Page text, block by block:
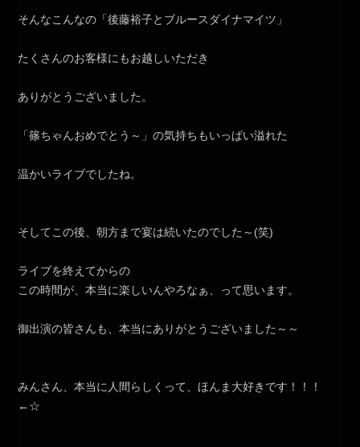
そんなこんなの「後藤裕子とブルースダイナマイツ」
たくさんのお客様にもお越しいただき
ありがとうございました。
「篠ちゃんおめでとう～」の気持ちもいっぱい溢れた
温かいライブでしたね。
そしてこの後、朝方まで宴は続いたのでした～(笑)
ライブを終えてからの
この時間が、本当に楽しいんやろなぁ、って思います。
御出演の皆さんも、本当にありがとうございました～～
みんさん、本当に人間らしくって、ほんま大好きです！！！
←☆